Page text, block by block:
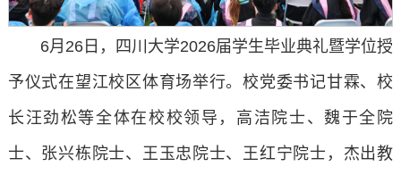
6月26日，四川大学2026届学生毕业典礼暨学位授
予仪式在望江校区体育场举行。校党委书记甘霖、校
长汪劲松等全体在校校领导，高洁院士、魏于全院
士、张兴栋院士、王玉忠院士、王红宁院士，杰出教